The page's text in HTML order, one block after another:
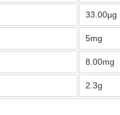
33.00µg
5mg
8.00mg
2.3g